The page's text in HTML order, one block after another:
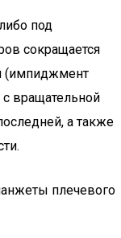
под
сокращается
(импиджмент
вращательной
а также
плечевого